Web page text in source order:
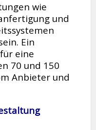
wie
und
Ein
eine
70 und 150
Anbieter und